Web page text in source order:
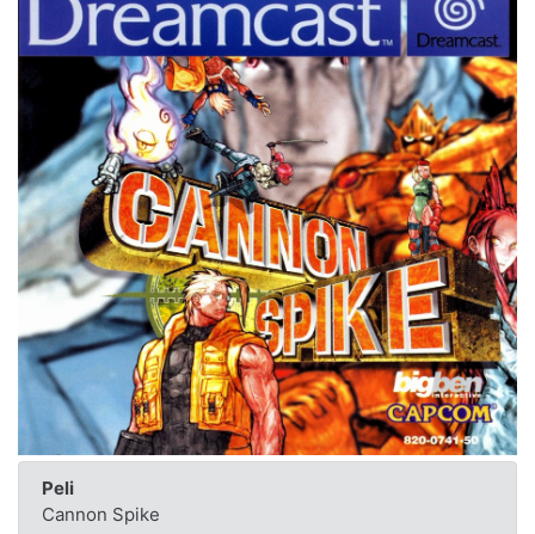
Peli
Cannon Spike